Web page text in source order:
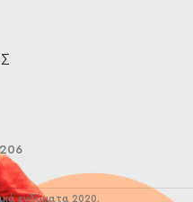
ενδύματα 2020.